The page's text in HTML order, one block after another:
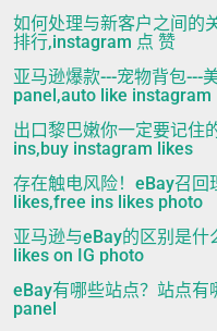
如何处理与新客户之间的
排行,instagram 点 赞
亚马逊爆款---宠物背包---
panel,auto like instagram
出口黎巴嫩你一定要记住
ins,buy instagram likes
存在触电风险！eBay召
likes,free ins likes photo
亚马逊与eBay的区别是
likes on IG photo
eBay有哪些站点？站点
panel